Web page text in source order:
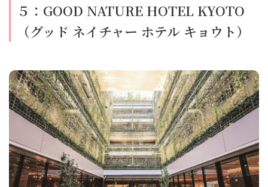
５：GOOD NATURE HOTEL KYOTO
（グッド ネイチャー ホテル キョウト）